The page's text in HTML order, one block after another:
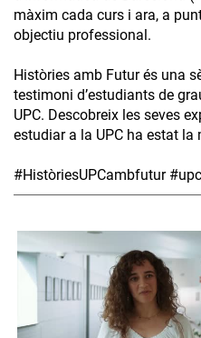
màxim cada curs i ara, a
objectiu professional.
Històries amb Futur és una
testimoni d’estudiants de
UPC. Descobreix les seves
estudiar a la UPC ha estat
#HistòriesUPCambfutur #upc